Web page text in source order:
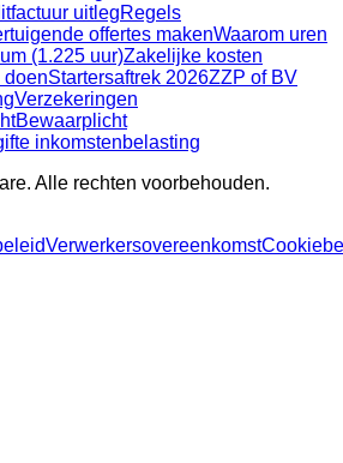
uitlegRegels
offertes makenWaarom uren
(1.225 uur)Zakelijke kosten
doenStartersaftrek 2026ZZP of BV
Verzekeringen
Bewaarplicht
inkomstenbelasting
Alle rechten voorbehouden.
Verwerkersovereenkomst